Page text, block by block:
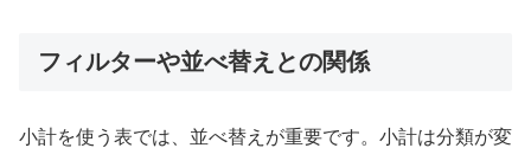
フィルターや並べ替えとの関係
小計を使う表では、並べ替えが重要です。小計は分類が変